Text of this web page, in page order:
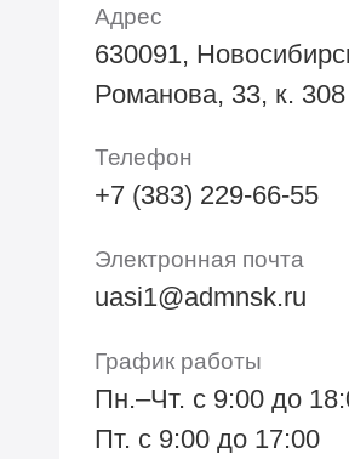
Адрес
630091,
Романова, 33, к. 308
Телефон
+7 (383) 229-66-55
Электронная почта
uasi1@admnsk.ru
График работы
Пн.–Чт. с 9:00 до
Пт. с 9:00 до 17:00